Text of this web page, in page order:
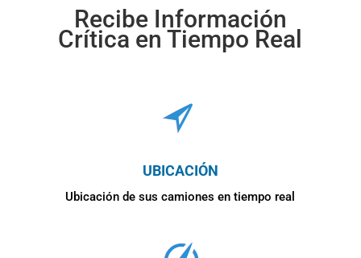
Recibe Información
Crítica en Tiempo Real
UBICACIÓN
Ubicación de sus camiones en tiempo real